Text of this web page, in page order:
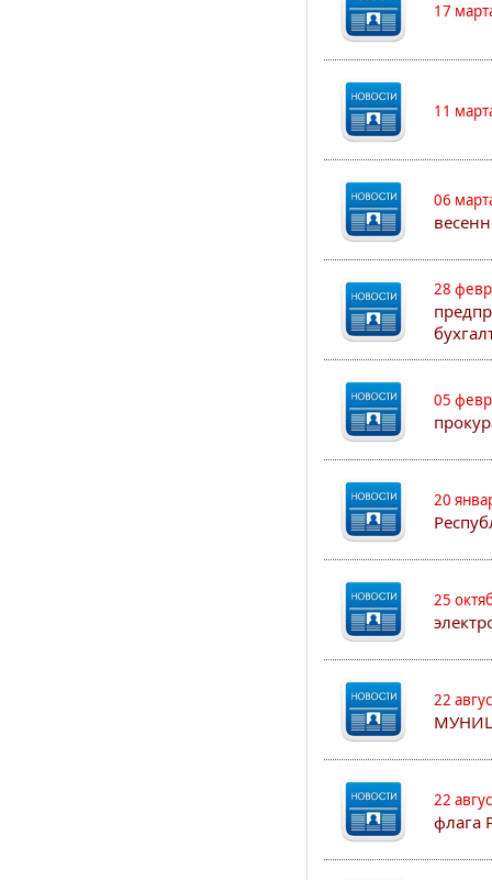
17
11
06
28
05
20
25
22
22
флага